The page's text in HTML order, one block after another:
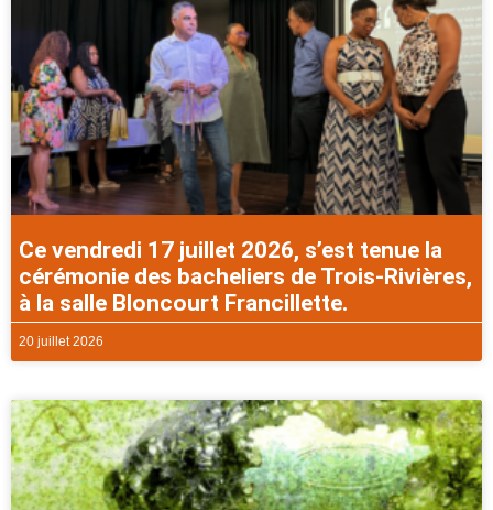
Ce vendredi 17 juillet 2026, s’est tenue la
cérémonie des bacheliers de Trois-Rivières,
à la salle Bloncourt Francillette.
20 juillet 2026